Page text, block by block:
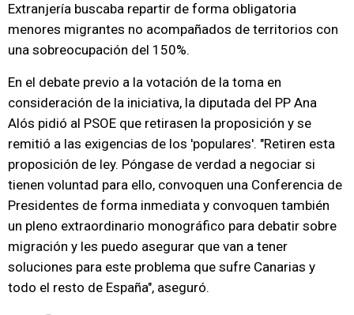
Extranjería buscaba repartir de forma obligatoria
menores migrantes no acompañados de territorios con
una sobreocupación del 150%.
En el debate previo a la votación de la toma en
consideración de la iniciativa, la diputada del PP Ana
Alós pidió al PSOE que retirasen la proposición y se
remitió a las exigencias de los 'populares'. "Retiren esta
proposición de ley. Póngase de verdad a negociar si
tienen voluntad para ello, convoquen una Conferencia de
Presidentes de forma inmediata y convoquen también
un pleno extraordinario monográfico para debatir sobre
migración y les puedo asegurar que van a tener
soluciones para este problema que sufre Canarias y
todo el resto de España", aseguró.